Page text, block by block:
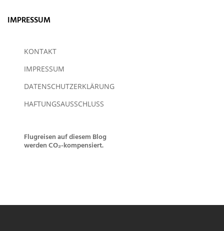
IMPRESSUM
KONTAKT
IMPRESSUM
DATENSCHUTZERKLÄRUNG
HAFTUNGSAUSSCHLUSS
Flugreisen auf diesem Blog
werden CO₂-kompensiert.